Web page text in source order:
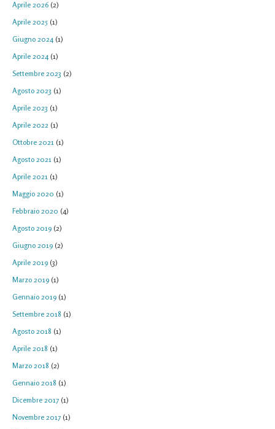
Aprile 2026 (2)
Aprile 2025 (1)
Giugno 2024 (1)
Aprile 2024 (1)
Settembre 2023 (2)
Agosto 2023 (1)
Aprile 2023 (1)
Aprile 2022 (1)
Ottobre 2021 (1)
Agosto 2021 (1)
Aprile 2021 (1)
Maggio 2020 (1)
Febbraio 2020 (4)
Agosto 2019 (2)
Giugno 2019 (2)
Aprile 2019 (3)
Marzo 2019 (1)
Gennaio 2019 (1)
Settembre 2018 (1)
Agosto 2018 (1)
Aprile 2018 (1)
Marzo 2018 (2)
Gennaio 2018 (1)
Dicembre 2017 (1)
Novembre 2017 (1)